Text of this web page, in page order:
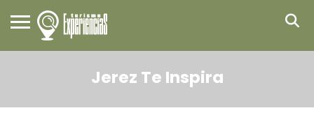
Jerez Te Inspira